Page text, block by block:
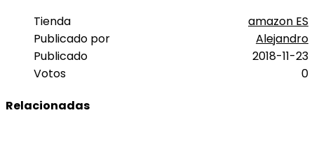
Tienda
amazon ES
Publicado por
Alejandro
Publicado
2018-11-23
Votos
0
Relacionadas